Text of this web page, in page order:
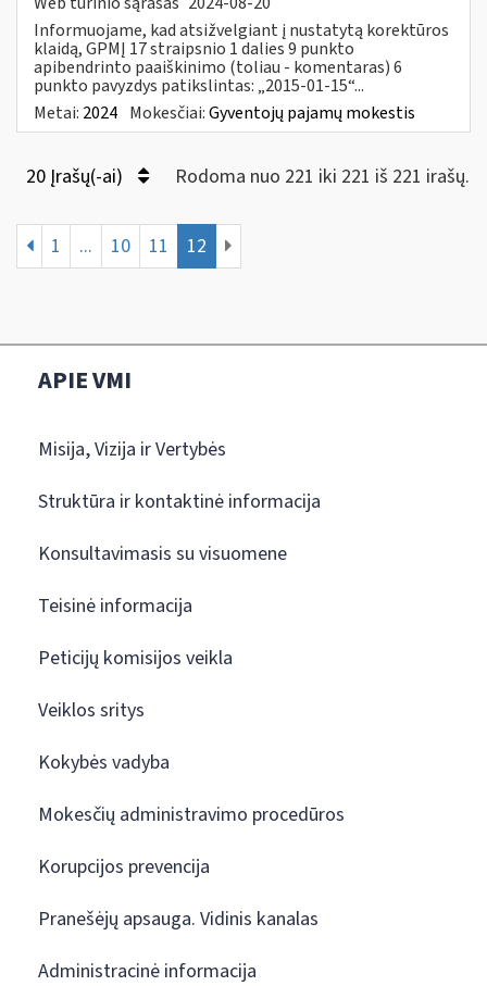
Informuojame, kad atsižvelgiant į nustatytą korektūros
klaidą, GPMĮ 17 straipsnio 1 dalies 9 punkto
apibendrinto paaiškinimo (toliau - komentaras) 6
punkto pavyzdys patikslintas: „2015-01-15“...
Metai: 2024 Mokesčiai:Gyventojų pajamų mokestis
20 Įrašų(-ai) Rodoma nuo 221 iki 221 iš 221 irašų.
1 ... 10 11 12
APIE VMI
Misija, Vizija ir Vertybės
Struktūra ir kontaktinė informacija
Konsultavimasis su visuomene
Teisinė informacija
Peticijų komisijos veikla
Veiklos sritys
Kokybės vadyba
Mokesčių administravimo procedūros
Korupcijos prevencija
Pranešėjų apsauga. Vidinis kanalas
Administracinė informacija